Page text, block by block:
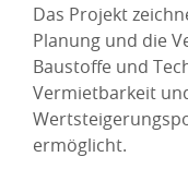
Das Projekt
Planung und die
Baustoffe und
Vermietbarkeit
ermöglicht.